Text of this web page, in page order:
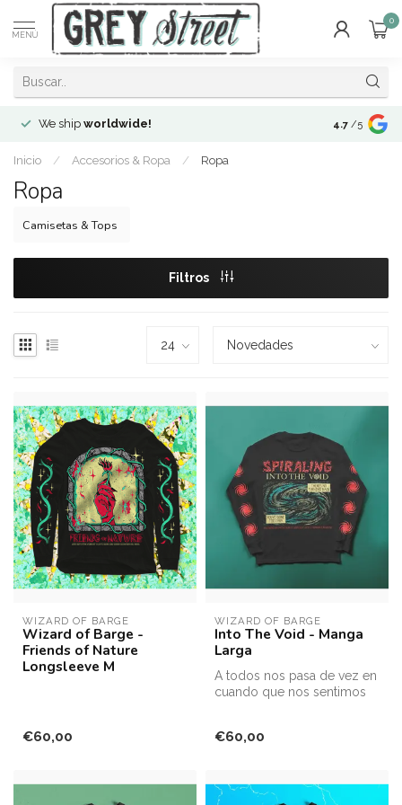
MENÚ
0
We ship worldwide! !Envíos a
4.7 /5
Inicio / Accesorios & Ropa / Ropa
Ropa
Camisetas & Tops
Filtros
WIZARD OF BARGE
Wizard of Barge -
Friends of Nature
Longsleeve M
€60,00
WIZARD OF BARGE
Into The Void - Manga
Larga
A todos nos pasa de vez en
cuando que nos sentimos
Camiseta unise...
€60,00